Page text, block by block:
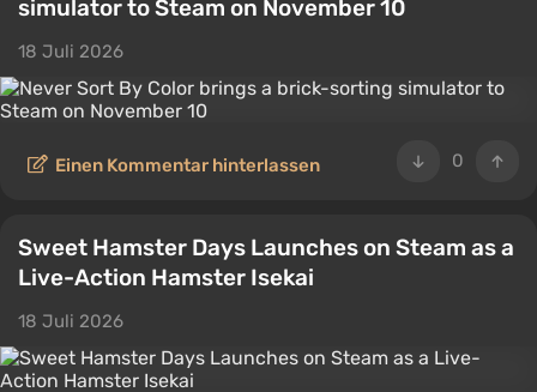
simulator to Steam on November 10
18 Juli 2026
0
Einen Kommentar hinterlassen
Sweet Hamster Days Launches on Steam as a
Live-Action Hamster Isekai
18 Juli 2026